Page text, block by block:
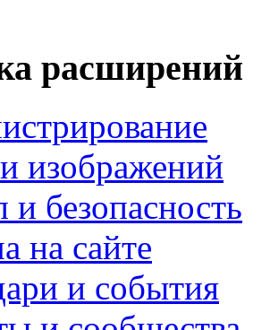
расширений
изображений
и безопасность
на сайте
и события